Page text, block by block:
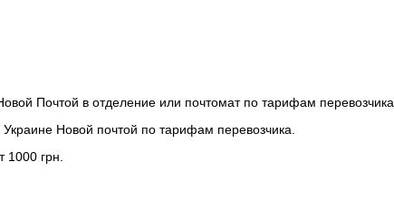
Почтой в отделение или почтомат по тарифам перевозчика.
Новой почтой по тарифам перевозчика.
1000 грн.